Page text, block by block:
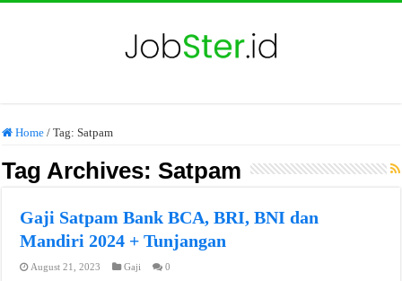
Home / Tag:Satpam
Tag Archives: Satpam
Gaji Satpam Bank BCA, BRI, BNI dan
Mandiri 2024 + Tunjangan
August 21, 2023 Gaji 0